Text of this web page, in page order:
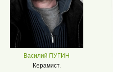
Василий ПУГИН
Керамист.